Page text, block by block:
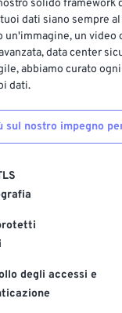
solido framework
dati siano sempre
un'immagine, un video
data center
abbiamo curato
dati.
sul nostro impegno
degli accessi e